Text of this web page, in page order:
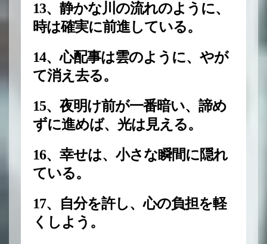
13、静かな川の流れのように、
時は確実に前進している。
14、心配事は雲のように、やが
て消え去る。
15、夜明け前が一番暗い、諦め
ずに進めば、光は見える。
16、幸せは、小さな瞬間に隠れ
ている。
17、自分を許し、心の負担を軽
くしよう。